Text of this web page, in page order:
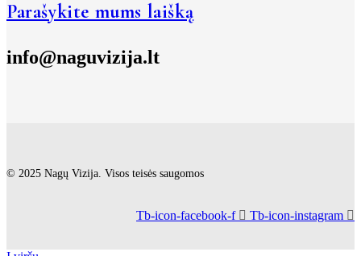
Parašykite mums laišką
info@naguvizija.lt
© 2025 Nagų Vizija. Visos teisės saugomos
Tb-icon-facebook-f Tb-icon-instagram